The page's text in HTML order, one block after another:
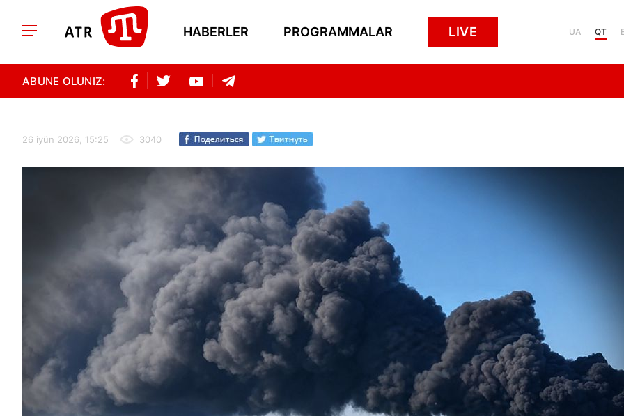
HABERLER PROGRAMMALAR LIVE UA QT
ABUNE OLUNIZ:
26 iyün 2026, 15:25 3040